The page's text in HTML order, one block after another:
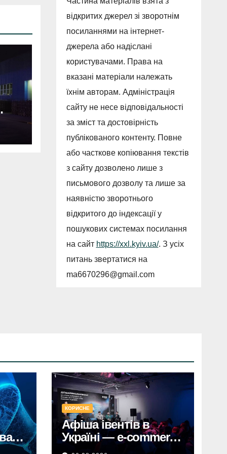
відкритих джерел зі зворотнім
посиланнями на інтернет-
джерела або надіслані
користувачами. Права на
вказані матеріали належать
їхнім авторам. Адміністрація
сайту не несе відповідальності
за зміст та достовірність
публікованого контенту. Повне
або часткове копіювання текстів
з сайту дозволено лише з
письмового дозволу та лише за
наявністю зворотнього
відкритого до індексації у
пошукових системах посилання
на сайт https://xxl.kyiv.ua/. З усіх
питань звертатися на
ma6670296@gmail.com
КОРИСНЕ
Афіша івентів в
Україні — e-commerce
конференції у Києві,